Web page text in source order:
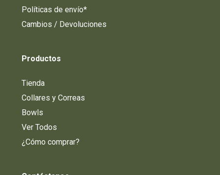
Políticas de envío*
Cambios / Devoluciones
Productos
Tienda
Collares y Correas
Bowls
Ver Todos
¿Cómo comprar?